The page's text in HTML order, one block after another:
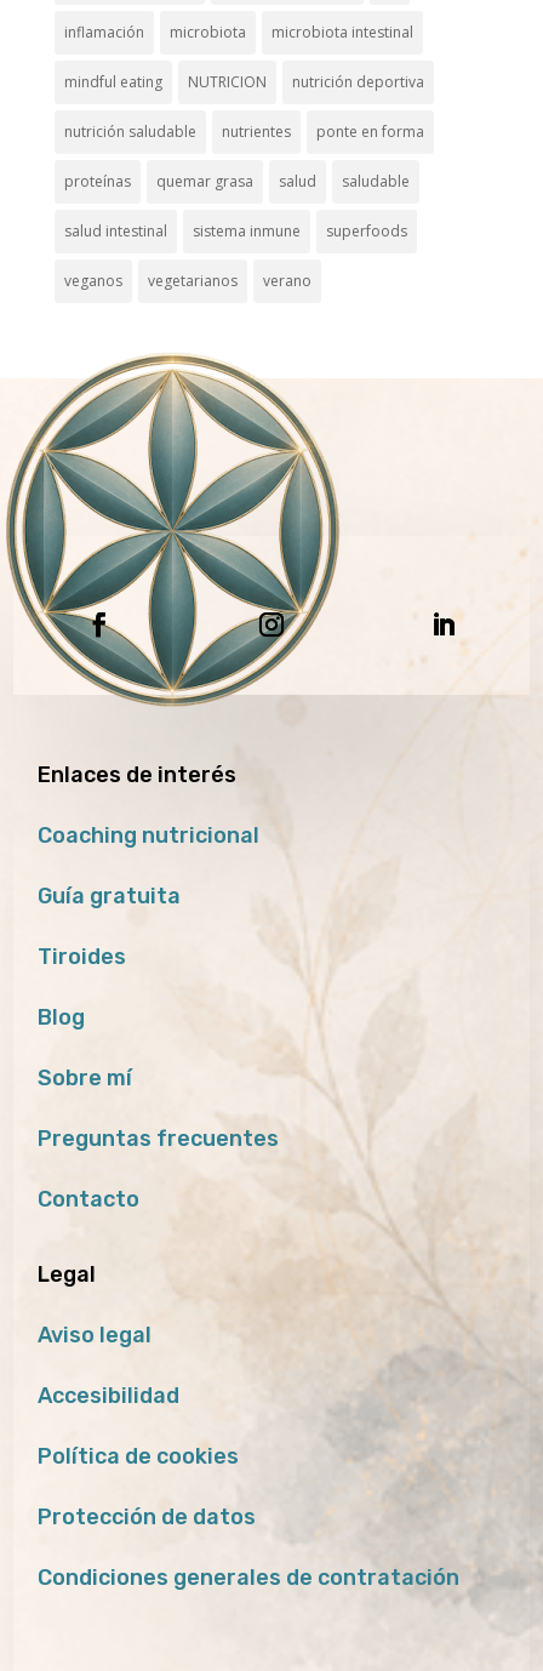
inflamación microbiota microbiota intestinal
mindful eating NUTRICION nutrición deportiva
nutrición saludable nutrientes ponte en forma
proteínas quemar grasa salud saludable
salud intestinal sistema inmune superfoods
veganos vegetarianos verano
Enlaces de interés
Coaching nutricional
Guía gratuita
Tiroides
Blog
Sobre mí
Preguntas frecuentes
Contacto
Legal
Aviso legal
Accesibilidad
Política de cookies
Protección de datos
Condiciones generales de contratación